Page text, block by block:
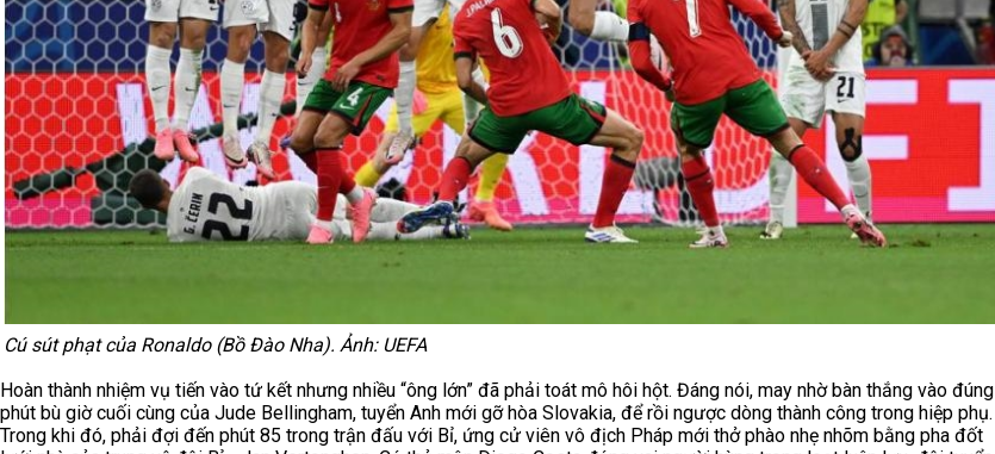
Cú sút phạt của Ronaldo (Bồ Đào Nha). Ảnh: UEFA
Hoàn thành nhiệm vụ tiến vào tứ kết nhưng nhiều “ông lớn” đã phải toát mô hôi hột. Đáng nói, may nhờ bàn thắng vào đúng
phút bù giờ cuối cùng của Jude Bellingham, tuyển Anh mới gỡ hòa Slovakia, để rồi ngược dòng thành công trong hiệp phụ.
Trong khi đó, phải đợi đến phút 85 trong trận đấu với Bỉ, ứng cử viên vô địch Pháp mới thở phào nhẹ nhõm bằng pha đốt